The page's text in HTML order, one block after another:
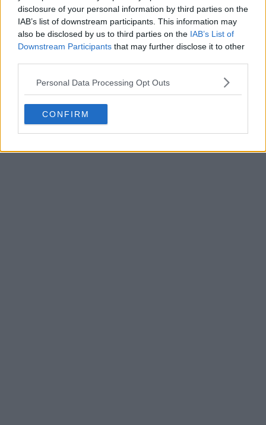
disclosure of your personal information by third parties on the
IAB’s list of downstream participants. This information may
also be disclosed by us to third parties on the IAB’s List of
Downstream Participants that may further disclose it to other
Personal Data Processing Opt Outs
CONFIRM